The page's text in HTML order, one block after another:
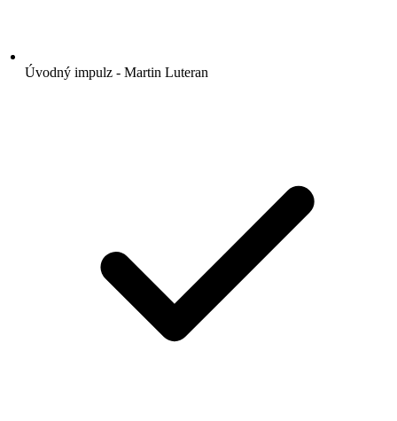
Úvodný impulz - Martin Luteran